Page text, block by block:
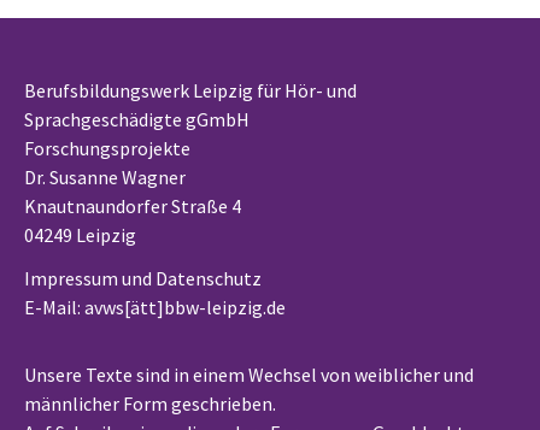
Berufsbildungswerk Leipzig für Hör- und
Sprachgeschädigte gGmbH
Forschungsprojekte
Dr. Susanne Wagner
Knautnaundorfer Straße 4
04249 Leipzig
Impressum und Datenschutz
E-Mail: avws[ätt]bbw-leipzig.de
Unsere Texte sind in einem Wechsel von weiblicher und
männlicher Form geschrieben.